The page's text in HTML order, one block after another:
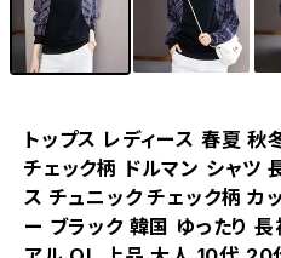
トップス レディース 春夏
チェック柄 ドルマン シャツ
ス チュニック チェック柄 カ
ー ブラック 韓国 ゆったり 長